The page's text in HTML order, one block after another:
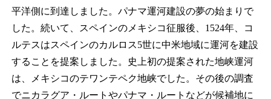
平洋側に到達しました。パナマ運河建設の夢の始まりで
した。続いて、スペインのメキシコ征服後、1524年、コ
ルテスはスペインのカルロス5世に中米地域に運河を建設
することを提案しました。史上初の提案された地峡運河
は、メキシコのテワンテペク地峡でした。その後の調査
でニカラグア・ルートやパナマ・ルートなどが候補地に